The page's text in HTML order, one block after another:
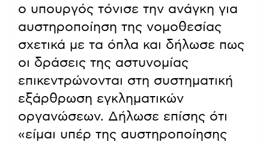
ο υπουργός τόνισε την ανάγκη για
αυστηροποίηση της νομοθεσίας
σχετικά με τα όπλα και δήλωσε πως
οι δράσεις της αστυνομίας
επικεντρώνονται στη συστηματική
εξάρθρωση εγκληματικών
οργανώσεων. Δήλωσε επίσης ότι
«είμαι υπέρ της αυστηροποίησης